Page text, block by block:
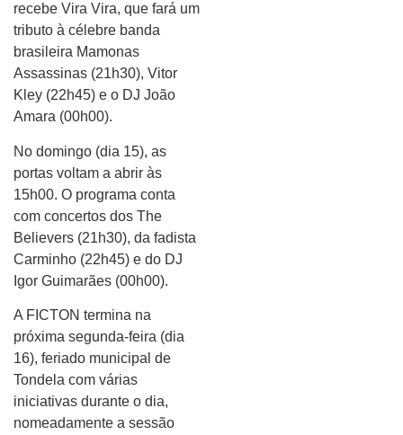
recebe Vira Vira, que fará um
tributo à célebre banda
brasileira Mamonas
Assassinas (21h30), Vitor
Kley (22h45) e o DJ João
Amara (00h00).
No domingo (dia 15), as
portas voltam a abrir às
15h00. O programa conta
com concertos dos The
Believers (21h30), da fadista
Carminho (22h45) e do DJ
Igor Guimarães (00h00).
A FICTON termina na
próxima segunda-feira (dia
16), feriado municipal de
Tondela com várias
iniciativas durante o dia,
nomeadamente a sessão